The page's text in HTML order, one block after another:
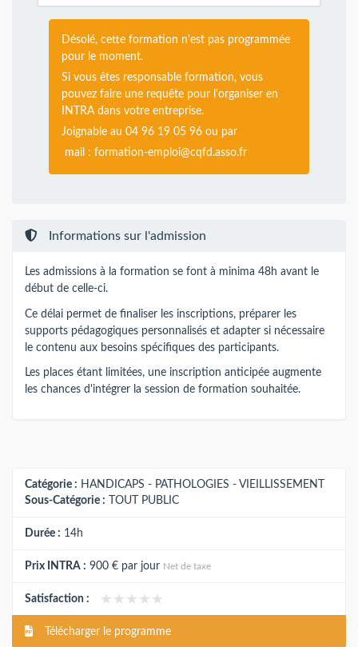
Désolé, cette formation n'est pas programmée
pour le moment.
Si vous êtes responsable formation, vous
pouvez faire une requête pour l'organiser en
INTRA dans votre entreprise.
Joignable au 04 96 19 05 96 ou par
mail : formation-emploi@cqfd.asso.fr
Informations sur l'admission
Les admissions à la formation se font à minima 48h avant le
début de celle-ci.
Ce délai permet de finaliser les inscriptions, préparer les
supports pédagogiques personnalisés et adapter si nécessaire
le contenu aux besoins spécifiques des participants.
Les places étant limitées, une inscription anticipée augmente
les chances d'intégrer la session de formation souhaitée.
Catégorie : HANDICAPS - PATHOLOGIES - VIEILLISSEMENT
Sous-Catégorie :
TOUT PUBLIC
Durée : 14h
Prix INTRA : 900 € par jour Net de taxe
Satisfaction : ★★★★★
★★★★★
Télécharger le programme